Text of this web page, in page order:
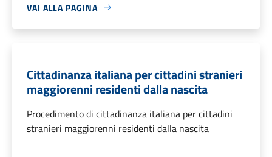
VAI ALLA PAGINA
Cittadinanza italiana per cittadini stranieri
maggiorenni residenti dalla nascita
Procedimento di cittadinanza italiana per cittadini
stranieri maggiorenni residenti dalla nascita